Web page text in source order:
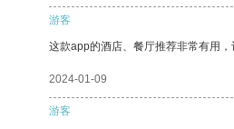
游客
这款app的酒店、餐厅推荐非常有用，
2024-01-09
游客